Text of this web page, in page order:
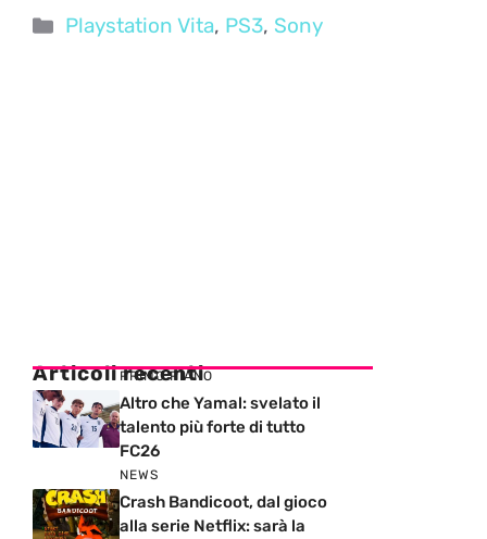
Categorie
Playstation Vita, PS3, Sony
Articoli recenti
PRIMO PIANO
Altro che Yamal: svelato il
talento più forte di tutto
FC26
NEWS
Crash Bandicoot, dal gioco
alla serie Netflix: sarà la